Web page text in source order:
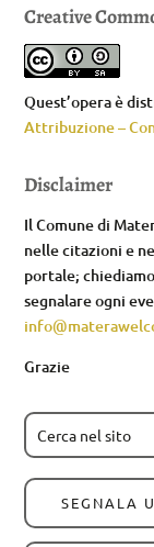
Creative
Quest’opera è
Attribuzione –
Disclaimer
Il Comune di
nelle citazioni e
portale;
segnalare ogni
Grazie
SEGNALA